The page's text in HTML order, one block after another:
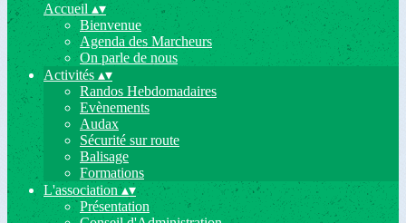
Accueil ▴▾
Bienvenue
Agenda des Marcheurs
On parle de nous
Activités ▴▾
Randos Hebdomadaires
Evènements
Audax
Sécurité sur route
Balisage
Formations
L'association▴▾
Présentation